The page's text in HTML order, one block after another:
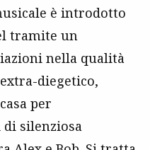
è introdotto
tramite un
nella qualità
diegetico,
per
silenziosa